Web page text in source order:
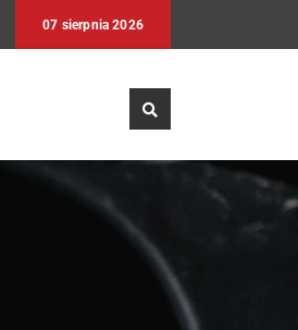
07 sierpnia 2026